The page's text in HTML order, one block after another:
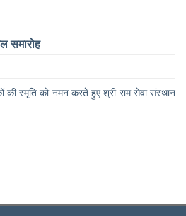
समारोह
की स्मृति को नमन करते हुए श्री राम सेवा संस्थान